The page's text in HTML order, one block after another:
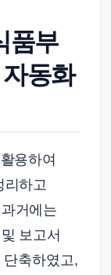
품부
동화
용하여
리하고
거에는
보고서
단축하였고,